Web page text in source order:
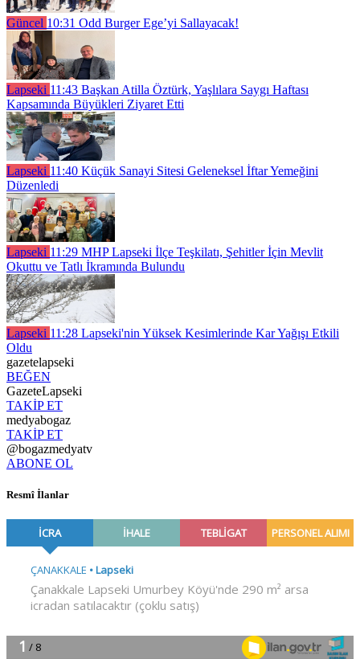
Güncel 10:31 Odd Burger Ege’yi Sallayacak!
Lapseki 11:43 Başkan Atilla Öztürk, Yaşlılara Saygı Haftası
Kapsamında Büyükleri Ziyaret Etti
Lapseki 11:40 Küçük Sanayi Sitesi Geleneksel İftar Yemeğini
Düzenledi
Lapseki 11:29 MHP Lapseki İlçe Teşkilatı, Şehitler İçin Mevlit
Okuttu ve Tatlı İkramında Bulundu
Lapseki 11:28 Lapseki'nin Yüksek Kesimlerinde Kar Yağışı Etkili
Oldu
gazetelapseki
BEĞEN
GazeteLapseki
TAKİP ET
medyabogaz
TAKİP ET
@bogazmedyatv
ABONE OL
Resmî İlanlar